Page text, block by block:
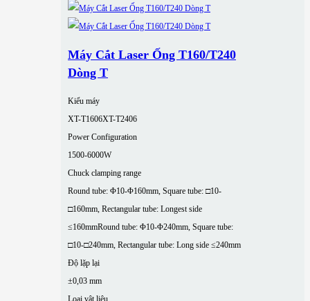
Máy Cắt Laser Ống T160/T240
Dòng T
Kiểu máy
XT-T1606XT-T2406
Power Configuration
1500-6000W
Chuck clamping range
Round tube: Φ10-Φ160mm, Square tube: □10-
□160mm, Rectangular tube: Longest side
≤160mmRound tube: Φ10-Φ240mm, Square tube:
□10-□240mm, Rectangular tube: Long side ≤240mm
Độ lặp lại
±0,03 mm